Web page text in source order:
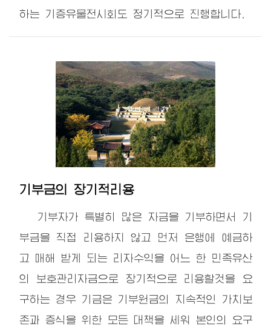
하는 기증유물전시회도 정기적으로 진행합니다.
기부금의 장기적리용
기부자가 특별히 많은 자금을 기부하면서 기
부금을 직접 리용하지 않고 먼저 은행에 예금하
고 매해 받게 되는 리자수익을 어느 한 민족유산
의 보호관리자금으로 장기적으로 리용할것을 요
구하는 경우 기금은 기부원금의 지속적인 가치보
존과 증식을 위한 모든 대책을 세워 본인의 요구